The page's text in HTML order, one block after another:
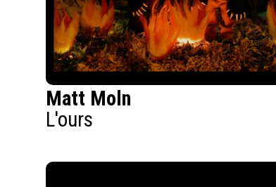
Matt Moln
L'ours